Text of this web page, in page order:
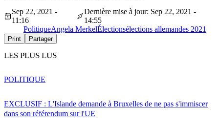
Sep 22, 2021 -
11:16
Dernière mise à jour: Sep 22, 2021 -
14:55
PolitiqueAngela MerkelÉlectionsélections allemandes 2021
Print Partager
LES PLUS LUS
EXCLUSIF : L'Islande demande à Bruxelles de ne pas s'immiscer
dans son référendum sur l'UE
POLITIQUE